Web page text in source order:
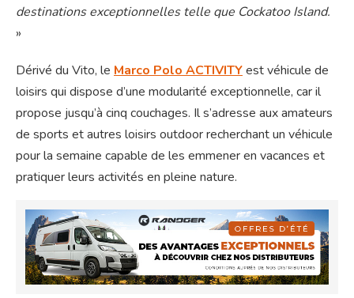
destinations exceptionnelles telle que Cockatoo Island.
»
Dérivé du Vito, le Marco Polo ACTIVITYest véhicule de
loisirs qui dispose d’une modularité exceptionnelle, car il
propose jusqu’à cinq couchages. Il s’adresse aux amateurs
de sports et autres loisirs outdoor recherchant un véhicule
pour la semaine capable de les emmener en vacances et
pratiquer leurs activités en pleine nature.